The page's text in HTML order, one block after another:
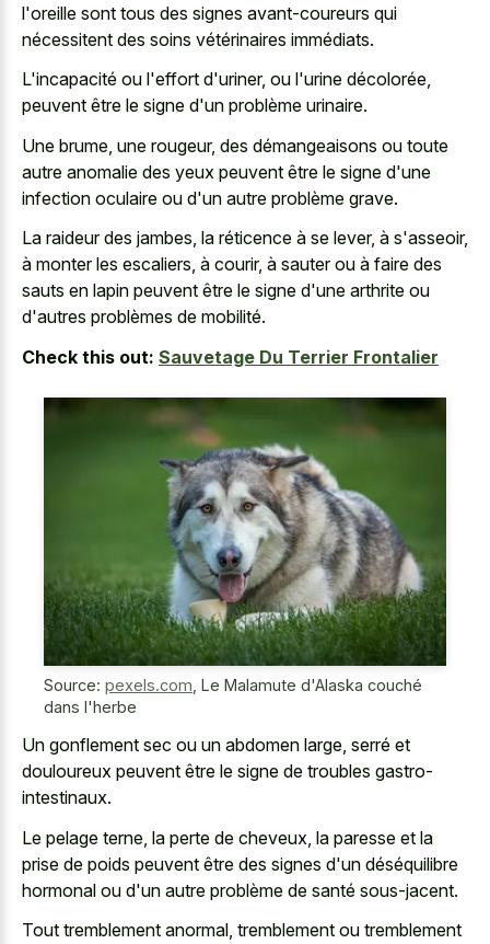
l'oreille sont tous des signes avant-coureurs qui
nécessitent des soins vétérinaires immédiats.
L'incapacité ou l'effort d'uriner, ou l'urine décolorée,
peuvent être le signe d'un problème urinaire.
Une brume, une rougeur, des démangeaisons ou toute
autre anomalie des yeux peuvent être le signe d'une
infection oculaire ou d'un autre problème grave.
La raideur des jambes, la réticence à se lever, à s'asseoir,
à monter les escaliers, à courir, à sauter ou à faire des
sauts en lapin peuvent être le signe d'une arthrite ou
d'autres problèmes de mobilité.
Check this out: Sauvetage Du Terrier Frontalier
Source: pexels.com Le Malamute d'Alaska couché
dans l'herbe
Un gonflement sec ou un abdomen large, serré et
douloureux peuvent être le signe de troubles gastro-
intestinaux.
Le pelage terne, la perte de cheveux, la paresse et la
prise de poids peuvent être des signes d'un déséquilibre
hormonal ou d'un autre problème de santé sous-jacent.
Tout tremblement anormal, tremblement ou tremblement